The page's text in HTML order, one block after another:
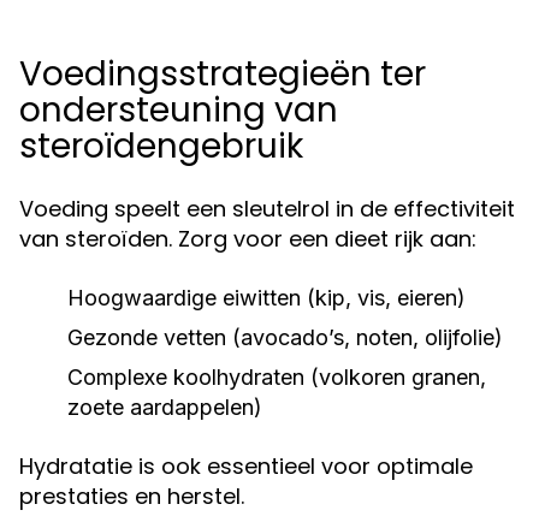
Voedingsstrategieën ter
ondersteuning van
steroïdengebruik
Voeding speelt een sleutelrol in de effectiviteit
van steroïden. Zorg voor een dieet rijk aan:
Hoogwaardige eiwitten (kip, vis, eieren)
Gezonde vetten (avocado’s, noten, olijfolie)
Complexe koolhydraten (volkoren granen,
zoete aardappelen)
Hydratatie is ook essentieel voor optimale
prestaties en herstel.